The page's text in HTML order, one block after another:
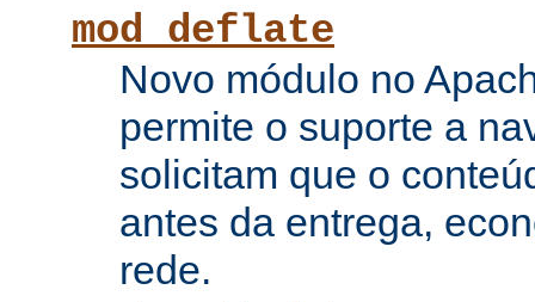
mod_deflate
Novo módulo no
permite o suporte a
solicitam que o
antes da entrega,
rede.